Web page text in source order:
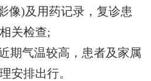
像)及用药记录，复诊患
关检查;
期气温较高，患者及家属
安排出行。